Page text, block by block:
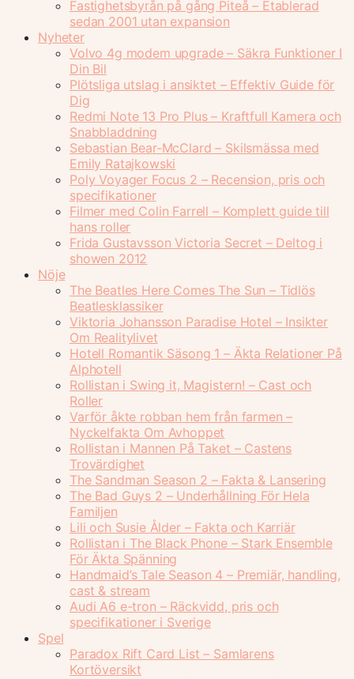
Fastighetsbyrån på gång Piteå – Etablerad
sedan 2001 utan expansion
Nyheter
Volvo 4g modem upgrade – Säkra Funktioner I
Din Bil
Plötsliga utslag i ansiktet – Effektiv Guide för
Dig
Redmi Note 13 Pro Plus – Kraftfull Kamera och
Snabbladdning
Sebastian Bear-McClard – Skilsmässa med
Emily Ratajkowski
Poly Voyager Focus 2 – Recension, pris och
specifikationer
Filmer med Colin Farrell – Komplett guide till
hans roller
Frida Gustavsson Victoria Secret – Deltog i
showen 2012
Nöje
The Beatles Here Comes The Sun – Tidlös
Beatlesklassiker
Viktoria Johansson Paradise Hotel – Insikter
Om Realitylivet
Hotell Romantik Säsong 1 – Äkta Relationer På
Alphotell
Rollistan i Swing it, Magistern! – Cast och
Roller
Varför åkte robban hem från farmen –
Nyckelfakta Om Avhoppet
Rollistan i Mannen På Taket – Castens
Trovärdighet
The Sandman Season 2 – Fakta & Lansering
The Bad Guys 2 – Underhållning För Hela
Familjen
Lili och Susie Ålder – Fakta och Karriär
Rollistan i The Black Phone – Stark Ensemble
För Äkta Spänning
Handmaid’s Tale Season 4 – Premiär, handling,
cast & stream
Audi A6 e-tron – Räckvidd, pris och
specifikationer i Sverige
Spel
Paradox Rift Card List – Samlarens
Kortöversikt